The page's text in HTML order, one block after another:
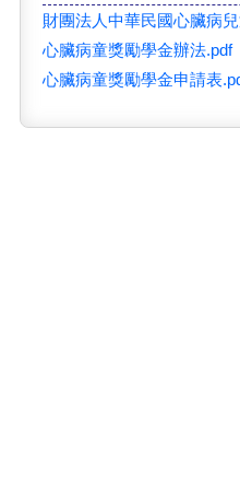
財團法人中華民國心臟病
心臟病童獎勵學金辦法.pdf
心臟病童獎勵學金申請表